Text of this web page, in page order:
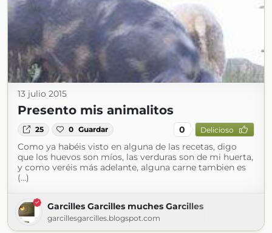
13 julio 2015
Presento mis animalitos
25 0 Guardar 0 Delicioso
Como ya habéis visto en alguna de las recetas, digo
que los huevos son míos, las verduras son de mi huerta,
y como veréis más adelante, alguna carne tambien es
(...)
Garcilles Garcilles muches Garcilles
garcillesgarcilles.blogspot.com